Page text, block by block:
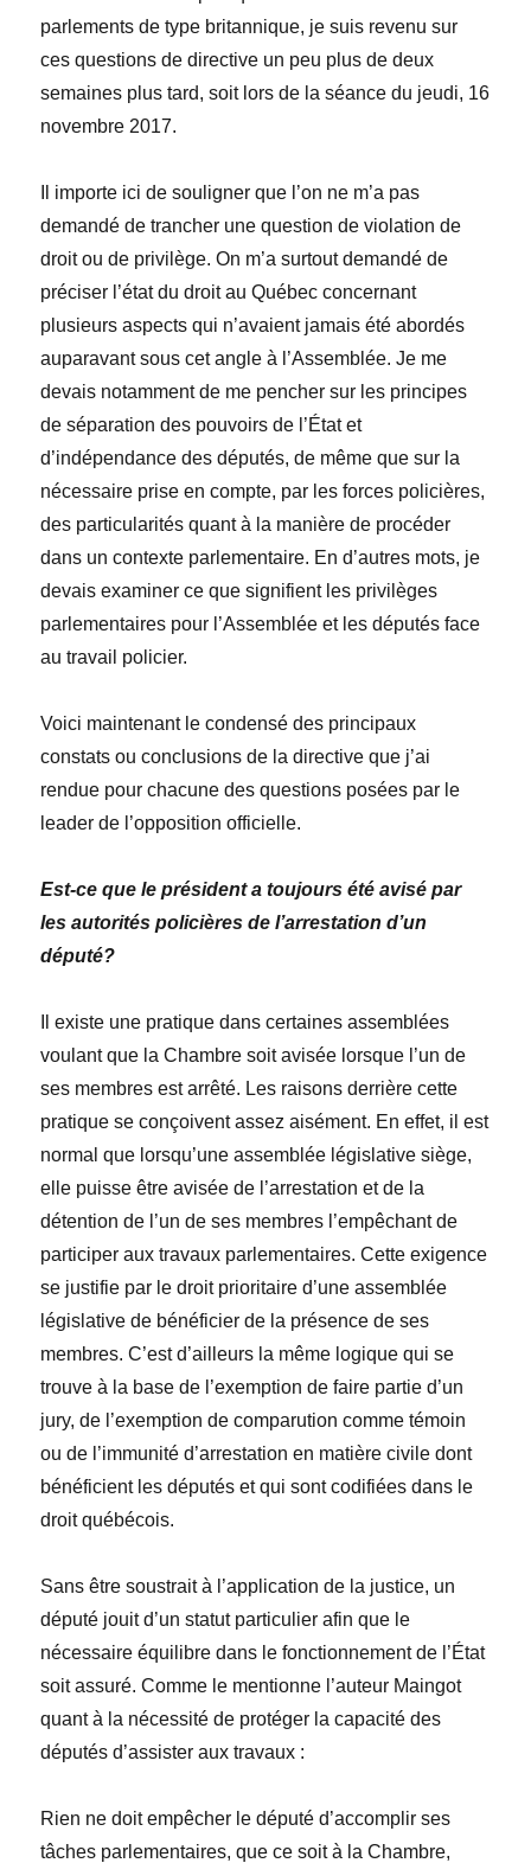
parlements de type britannique, je suis revenu sur
ces questions de directive un peu plus de deux
semaines plus tard, soit lors de la séance du jeudi, 16
novembre 2017.
Il importe ici de souligner que l’on ne m’a pas
demandé de trancher une question de violation de
droit ou de privilège. On m’a surtout demandé de
préciser l’état du droit au Québec concernant
plusieurs aspects qui n’avaient jamais été abordés
auparavant sous cet angle à l’Assemblée. Je me
devais notamment de me pencher sur les principes
de séparation des pouvoirs de l’État et
d’indépendance des députés, de même que sur la
nécessaire prise en compte, par les forces policières,
des particularités quant à la manière de procéder
dans un contexte parlementaire. En d’autres mots, je
devais examiner ce que signifient les privilèges
parlementaires pour l’Assemblée et les députés face
au travail policier.
Voici maintenant le condensé des principaux
constats ou conclusions de la directive que j’ai
rendue pour chacune des questions posées par le
leader de l’opposition officielle.
Est-ce que le président a toujours été avisé par
les autorités policières de l’arrestation d’un
député?
Il existe une pratique dans certaines assemblées
voulant que la Chambre soit avisée lorsque l’un de
ses membres est arrêté. Les raisons derrière cette
pratique se conçoivent assez aisément. En effet, il est
normal que lorsqu’une assemblée législative siège,
elle puisse être avisée de l’arrestation et de la
détention de l’un de ses membres l’empêchant de
participer aux travaux parlementaires. Cette exigence
se justifie par le droit prioritaire d’une assemblée
législative de bénéficier de la présence de ses
membres. C’est d’ailleurs la même logique qui se
trouve à la base de l’exemption de faire partie d’un
jury, de l’exemption de comparution comme témoin
ou de l’immunité d’arrestation en matière civile dont
bénéficient les députés et qui sont codifiées dans le
droit québécois.
Sans être soustrait à l’application de la justice, un
député jouit d’un statut particulier afin que le
nécessaire équilibre dans le fonctionnement de l’État
soit assuré. Comme le mentionne l’auteur Maingot
quant à la nécessité de protéger la capacité des
députés d’assister aux travaux :
Rien ne doit empêcher le député d’accomplir ses
tâches parlementaires, que ce soit à la Chambre,